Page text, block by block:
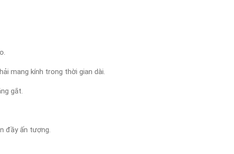
mang kính trong thời gian dài.
gắt.
đầy ấn tượng.